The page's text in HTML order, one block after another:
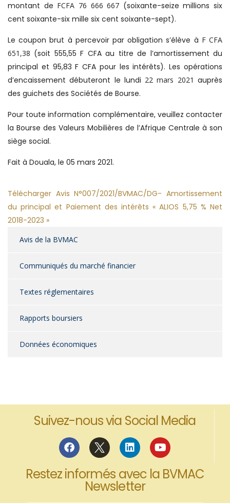
montant de FCFA 76 666 667 (soixante-seize millions six
cent soixante-six mille six cent soixante-sept).
Le coupon brut à percevoir par obligation s’élève à F CFA
651,38 (soit 555,55 F CFA au titre de l’amortissement du
principal et 95,83 F CFA pour les intérêts). Les opérations
d’encaissement débuteront le lundi 22 mars 2021 auprès
des guichets des Sociétés de Bourse.
Pour toute information complémentaire, veuillez contacter
la Bourse des Valeurs Mobilières de l’Afrique Centrale à son
siège social.
Fait à Douala, le 05 mars 2021.
Télécharger Avis N°007/2021/BVMAC/DG- Amortissement
du principal et Paiement des intérêts « ALIOS 5,75 % Net
2018-2023 »
Avis de la BVMAC
Communiqués du marché financier
Textes réglementaires
Rapports boursiers
Données économiques
Suivez-nous via Social Media
Restez informés avec la BVMAC
Newsletter